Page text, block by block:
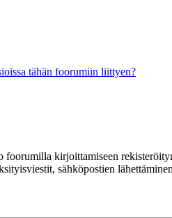
tähän foorumiin liittyen?
kirjoittamiseen
sähköpostien